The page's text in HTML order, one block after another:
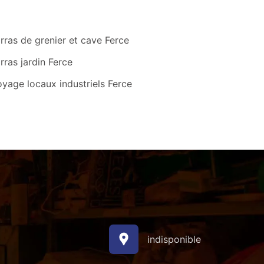
de grenier et cave Ferce
jardin Ferce
locaux industriels Ferce
indisponible